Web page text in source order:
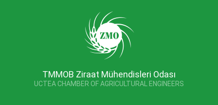
TMMOB Ziraat Mühendisleri Odası
UCTEA CHAMBER OF AGRICULTURAL ENGINEERS